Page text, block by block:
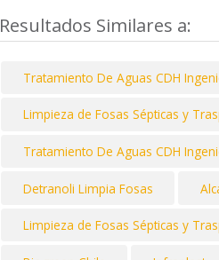
Resultados Similares a:
Tratamiento De Aguas CDH
Limpieza de Fosas Sépticas y
Tratamiento De Aguas CDH
Detranoli Limpia Fosas
Limpieza de Fosas Sépticas y